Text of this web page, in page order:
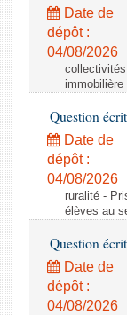
Date de
dépôt :
04/08/2026
Question
Date de
dépôt :
04/08/2026
ruralité -
élèves au
Question
Date de
dépôt :
04/08/2026